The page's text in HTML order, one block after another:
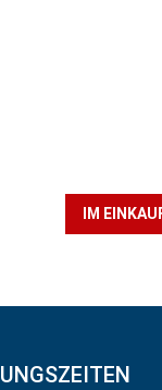
IM